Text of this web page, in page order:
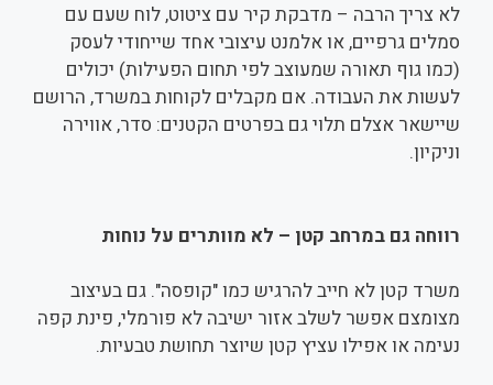
לא צריך הרבה – מדבקת קיר עם ציטוט, לוח שעם עם
סמלים גרפיים, או אלמנט עיצובי אחד שייחודי לעסק
(כמו גוף תאורה שמעוצב לפי תחום הפעילות) יכולים
לעשות את העבודה. אם מקבלים לקוחות במשרד, הרושם
שיישאר אצלם תלוי גם בפרטים הקטנים: סדר, אווירה
וניקיון.
רווחה גם במרחב קטן – לא מוותרים על נוחות
משרד קטן לא חייב להרגיש כמו "קופסה". גם בעיצוב
מצומצם אפשר לשלב אזור ישיבה לא פורמלי, פינת קפה
נעימה או אפילו עציץ קטן שיוצר תחושת טבעיות.